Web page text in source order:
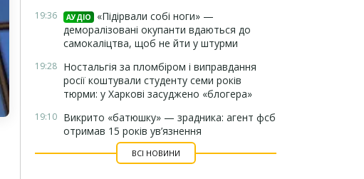
19:36 АУДІО
«Підірвали собі ноги» —
деморалізовані окупанти вдаються до
самокаліцтва, щоб не йти у штурми
19:28 Ностальгія за пломбіром і виправдання
росії коштували студенту семи років
тюрми: у Харкові засуджено «блогера»
19:10 Викрито «батюшку» — зрадника: агент фсб
отримав 15 років ув’язнення
ВСІ НОВИНИ